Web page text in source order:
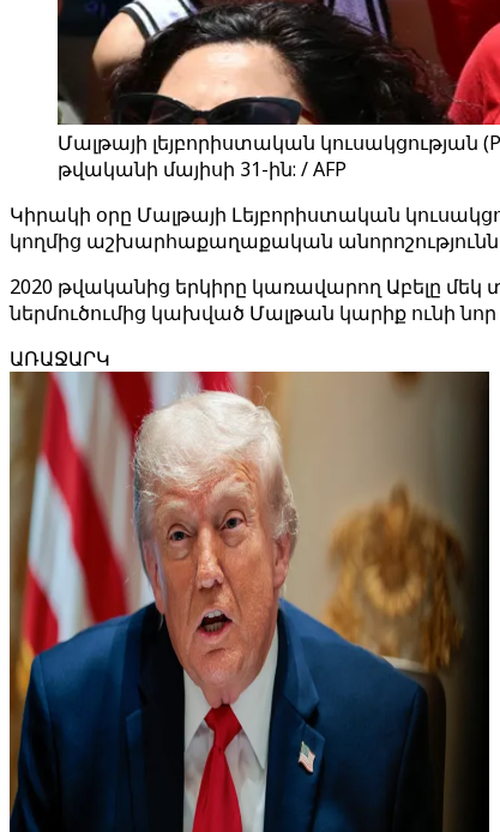
Մալթայի լեյբորիստական կուսակցության
թվականի մայիսի 31-ին: / AFP
Կիրակի օրը Մալթայի Լեյբորիստական
կողմից աշխարհաքաղաքական
2020 թվականից երկիրը կառավարող Աբելը մեկ
ներմուծումից կախված Մալթան կարիք ունի
ԱՌԱՋԱՐԿ